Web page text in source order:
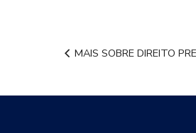
MAIS SOBRE DIREITO